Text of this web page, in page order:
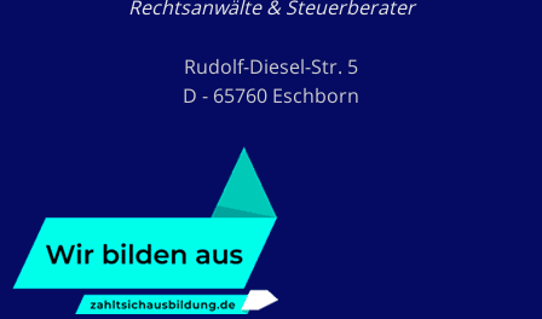
Rechtsanwälte & Steuerberater
Rudolf-Diesel-Str. 5
D - 65760 Eschborn